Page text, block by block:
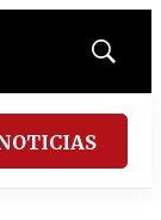
Mostrar